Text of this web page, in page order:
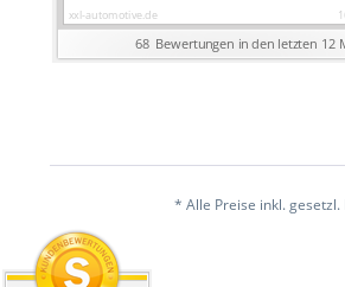
* Alle Preise inkl.